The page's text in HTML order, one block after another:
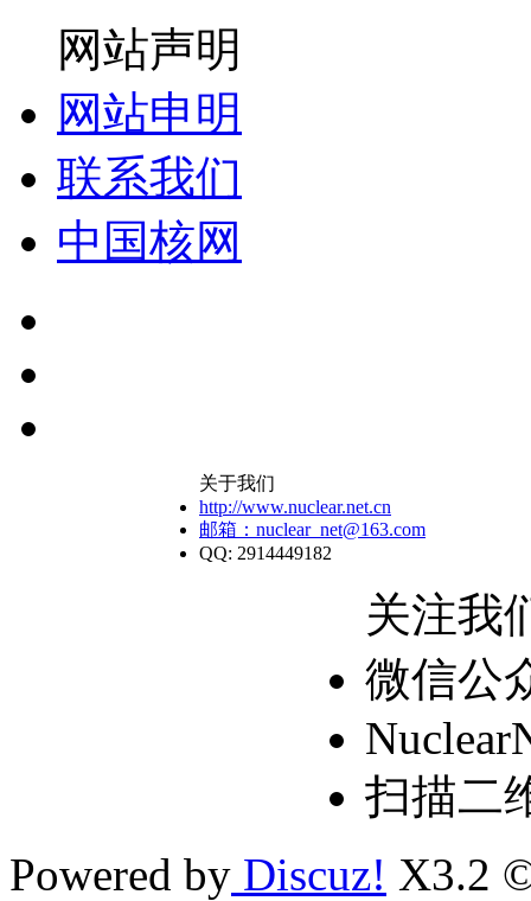
网站声明
网站申明
联系我们
中国核网
关于我们
http://www.nuclear.net.cn
邮箱：nuclear_net@163.com
QQ: 2914449182
关注我
微信公
扫描二
Powered by Discuz! X3.2